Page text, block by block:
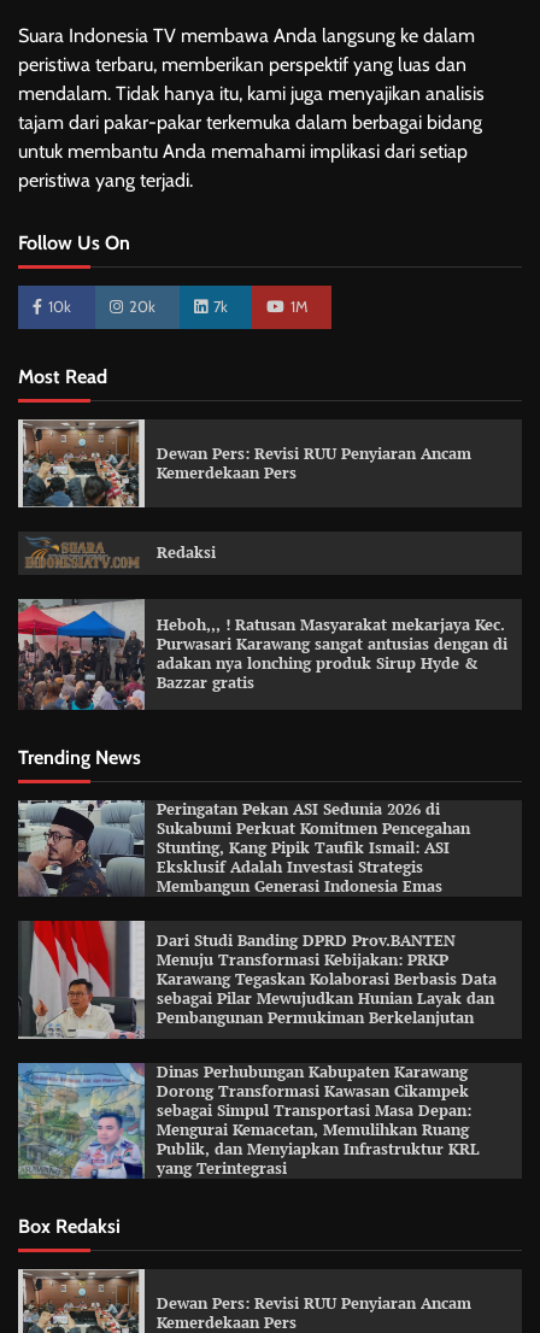
Suara Indonesia TV membawa Anda langsung ke dalam
peristiwa terbaru, memberikan perspektif yang luas dan
mendalam. Tidak hanya itu, kami juga menyajikan analisis
tajam dari pakar-pakar terkemuka dalam berbagai bidang
untuk membantu Anda memahami implikasi dari setiap
peristiwa yang terjadi.
Follow Us On
10k 20k 7k 1M
Most Read
Dewan Pers: Revisi RUU Penyiaran Ancam
Kemerdekaan Pers
Redaksi
Heboh,,, ! Ratusan Masyarakat mekarjaya Kec.
Purwasari Karawang sangat antusias dengan di
adakan nya lonching produk Sirup Hyde &
Bazzar gratis
Trending News
Peringatan Pekan ASI Sedunia 2026 di
Sukabumi Perkuat Komitmen Pencegahan
Stunting, Kang Pipik Taufik Ismail: ASI
Eksklusif Adalah Investasi Strategis
Membangun Generasi Indonesia Emas
Dari Studi Banding DPRD Prov.BANTEN
Menuju Transformasi Kebijakan: PRKP
Karawang Tegaskan Kolaborasi Berbasis Data
sebagai Pilar Mewujudkan Hunian Layak dan
Pembangunan Permukiman Berkelanjutan
Dinas Perhubungan Kabupaten Karawang
Dorong Transformasi Kawasan Cikampek
sebagai Simpul Transportasi Masa Depan:
Mengurai Kemacetan, Memulihkan Ruang
Publik, dan Menyiapkan Infrastruktur KRL
yang Terintegrasi
Box Redaksi
Dewan Pers: Revisi RUU Penyiaran Ancam
Kemerdekaan Pers